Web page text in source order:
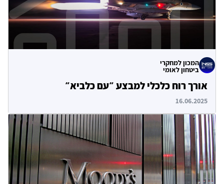
המכון למחקרי
ביטחון לאומי
אורך רוח כלכלי למבצע ״עם כלביא״
16.06.2025